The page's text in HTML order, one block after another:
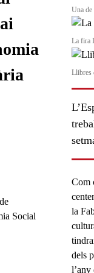
Social
Una
La fira
Llibres
Com
la
dels
l’any